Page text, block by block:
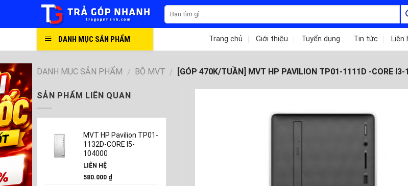
DANH MỤC SẢN PHẨM Trang chủ Giới thiệu Tuyển dụng Tin tức Liên
DANH MỤC SẢN PHẨM / BỘ MVT / [GÓP 470K/TUẦN] MVT HP PAVILION TP01-1111D -CORE
SẢN PHẨM LIÊN QUAN
MVT HP Pavilion TP01-
1132D-CORE I5-
104000
LIÊN HỆ
580.000 ₫